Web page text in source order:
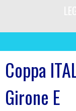
Coppa
Girone E